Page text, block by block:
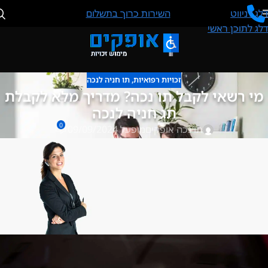
דלג לניווט
דלג לתוכן ראשי
השירות כרוך בתשלום
זכויות רפואיות,תו חניה לנכה
מי רשאי לקבל תו נכה? מדריך מלא לקבלת
תג חניה לנכה
תו נכה אופקים מופעל 09/09/2024 0